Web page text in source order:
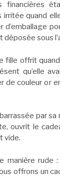
financières
quand
d’emballage
déposée sous
fille offrit
qu’elle
de couleur or
par
ouvrit le
vide.
manière rude
offrons un